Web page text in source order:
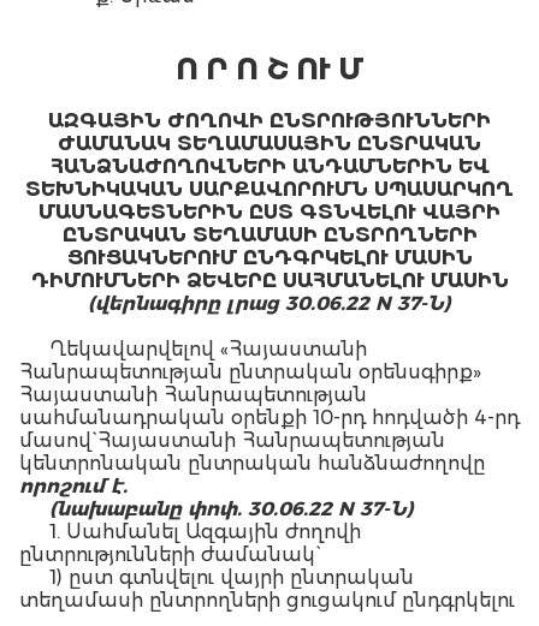
Ո Ր Ո Շ ՈՒ Մ
ԱԶԳԱՅԻՆ ԺՈՂՈՎԻ ԸՆՏՐՈՒԹՅՈՒՆՆԵՐԻ
ԺԱՄԱՆԱԿ ՏԵՂԱՄԱՍԱՅԻՆ ԸՆՏՐԱԿԱՆ
ՀԱՆՁՆԱԺՈՂՈՎՆԵՐԻ ԱՆԴԱՄՆԵՐԻՆ ԵՎ
ՏԵԽՆԻԿԱԿԱՆ ՍԱՐՔԱՎՈՐՈՒՄՆ ՍՊԱՍԱՐԿՈՂ
ՄԱՍՆԱԳԵՏՆԵՐԻՆ ԸՍՏ ԳՏՆՎԵԼՈՒ ՎԱՅՐԻ
ԸՆՏՐԱԿԱՆ ՏԵՂԱՄԱՍԻ ԸՆՏՐՈՂՆԵՐԻ
ՑՈՒՑԱԿՆԵՐՈՒՄ ԸՆԴԳՐԿԵԼՈՒ ՄԱՍԻՆ
ԴԻՄՈՒՄՆԵՐԻ ՁԵՎԵՐԸ ՍԱՀՄԱՆԵԼՈՒ ՄԱՍԻՆ
(վերնագիրը լրաց 30.06.22 N 37-Ն)
Ղեկավարվելով «Հայաստանի
Հանրապետության ընտրական օրենսգիրք»
Հայաստանի Հանրապետության
սահմանադրական օրենքի 10-րդ հոդվածի 4-րդ
մասով` Հայաստանի Հանրապետության
կենտրոնական ընտրական հանձնաժողովը
որոշում է.
(նախաբանը փոփ. 30.06.22 N 37-Ն)
1. Սահմանել Ազգային ժողովի
ընտրությունների ժամանակ`
1) ըստ գտնվելու վայրի ընտրական
տեղամասի ընտրողների ցուցակում ընդգրկելու